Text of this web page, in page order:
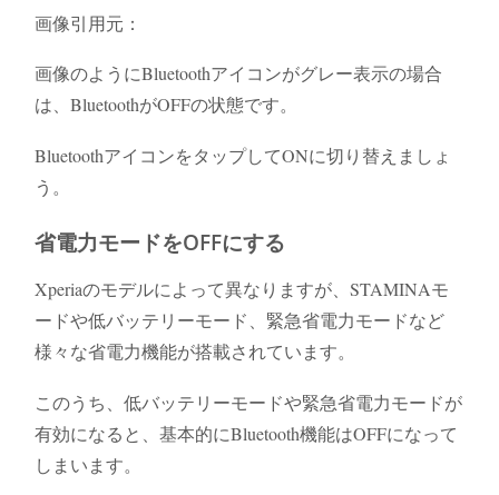
画像引用元：
画像のようにBluetoothアイコンがグレー表示の場合
は、BluetoothがOFFの状態です。
BluetoothアイコンをタップしてONに切り替えましょ
う。
省電力モードをOFFにする
Xperiaのモデルによって異なりますが、STAMINAモ
ードや低バッテリーモード、緊急省電力モードなど
様々な省電力機能が搭載されています。
このうち、低バッテリーモードや緊急省電力モードが
有効になると、基本的にBluetooth機能はOFFになって
しまいます。